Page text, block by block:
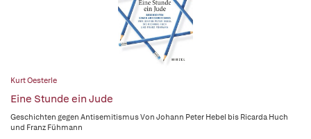
Kurt Oesterle
Eine Stunde ein Jude
Geschichten gegen Antisemitismus Von Johann Peter Hebel bis Ricarda Huch
und Franz Fühmann